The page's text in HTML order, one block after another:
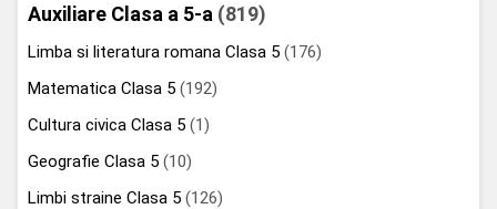
Auxiliare Clasa a 5-a (819)
Limba si literatura romana Clasa 5 (176)
Matematica Clasa 5 (192)
Cultura civica Clasa 5 (1)
Geografie Clasa 5 (10)
Limbi straine Clasa 5 (126)